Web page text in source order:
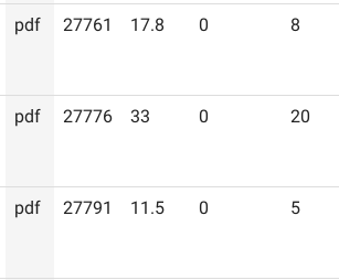
pdf 27761 17.8 0 8
pdf 27776 33 0 20
pdf 27791 11.5 0 5